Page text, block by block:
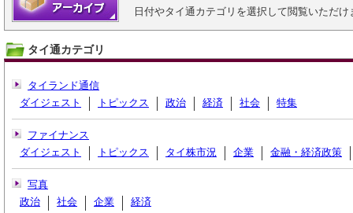
日付やタイ通カテゴリを選択して閲覧いただけ
タイ通カテゴリ
タイランド通信
ダイジェスト
トピックス 政治 経済 社会 特集
ファイナンス
ダイジェスト
トピックス タイ株市況 企業 金融・経済政策
写真
政治
社会 企業 経済